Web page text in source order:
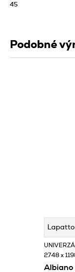
45
Podobné
Lapatto
Albiano
2748 x